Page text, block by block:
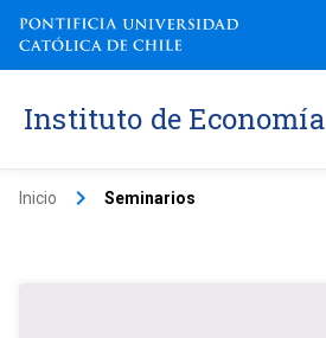
Instituto de Economía
Inicio keyboard_arrow_right Seminarios